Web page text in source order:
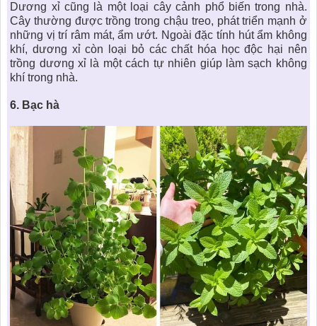
Dương xỉ cũng là một loại cây cảnh phổ biến trong nhà.
Cây thường được trồng trong chậu treo, phát triển mạnh ở
những vị trí râm mát, ẩm ướt. Ngoài đặc tính hút ẩm không
khí, dương xỉ còn loại bỏ các chất hóa học độc hại nên
trồng dương xỉ là một cách tự nhiên giúp làm sạch không
khí trong nhà.
6. Bạc hà